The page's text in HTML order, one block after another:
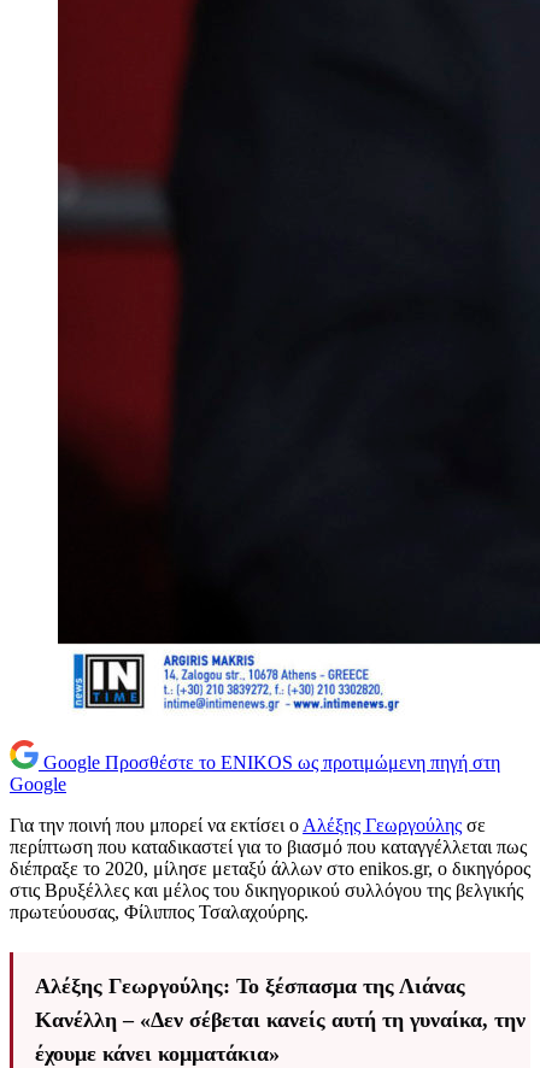
Google Προσθέστε το ENIKOS ως προτιμώμενη πηγή στη
Google
Για την ποινή που μπορεί να εκτίσει ο Αλέξης Γεωργούλης σε
περίπτωση που καταδικαστεί για το βιασμό που καταγγέλλεται πως
διέπραξε το 2020, μίλησε μεταξύ άλλων στο enikos.gr, ο δικηγόρος
στις Βρυξέλλες και μέλος του δικηγορικού συλλόγου της βελγικής
πρωτεύουσας, Φίλιππος Τσαλαχούρης.
Αλέξης Γεωργούλης: Το ξέσπασμα της Λιάνας
Κανέλλη – «Δεν σέβεται κανείς αυτή τη γυναίκα, την
έχουμε κάνει κομματάκια»